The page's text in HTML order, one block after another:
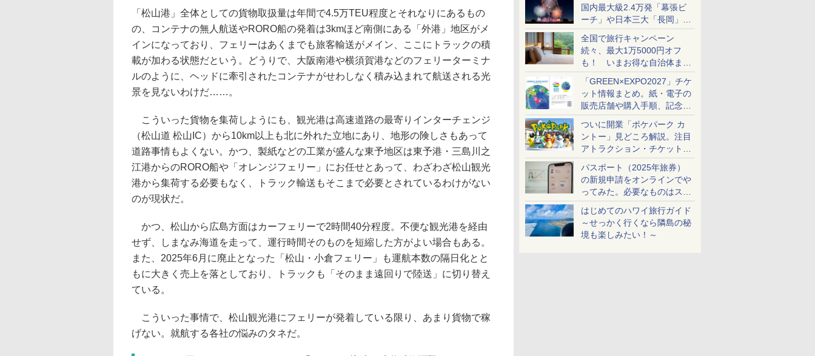
国内最大級2.4万発「幕張ビ
ーチ」や日本三大「長岡」な
ど大型イベント目白押し！
全国で旅行キャンペーン
続々、最大1万5000円オフ
も！ いまお得な自治体まと
め
「GREEN×EXPO2027」チケ
ット情報まとめ。紙・電子の
販売店舗や購入手順、記念チ
ケットも解説
ついに開業「ポケパーク カ
ントー」見どころ解説。注目
アトラクション・チケット手
配・来場前に必要な準備は？
パスポート（2025年旅券）
の新規申請をオンラインでや
ってみた。必要なものはスマ
ホとマイナカードのみ
はじめてのハワイ旅行ガイド
～せっかく行くなら隣島の秘
境も楽しみたい！～
「松山港」全体としての貨物取扱量は年間で4.5万TEU程度とそれなりにあるもの
の、コンテナの無人航送やRORO船の発着は3kmほど南側にある「外港」地区がメ
インになっており、フェリーはあくまでも旅客輸送がメイン、ここにトラックの積
載が加わる状態だという。どうりで、大阪南港や横須賀港などのフェリーターミナ
ルのように、ヘッドに牽引されたコンテナがせわしなく積み込まれて航送される光
景を見ないわけだ……。
こういった貨物を集荷しようにも、観光港は高速道路の最寄りインターチェンジ
（松山道 松山IC）から10km以上も北に外れた立地にあり、地形の険しさもあって
道路事情もよくない。かつ、製紙などの工業が盛んな東予地区は東予港・三島川之
江港からのRORO船や「オレンジフェリー」にお任せとあって、わざわざ松山観光
港から集荷する必要もなく、トラック輸送もそこまで必要とされているわけがない
のが現状だ。
かつ、松山から広島方面はカーフェリーで2時間40分程度。不便な観光港を経由
せず、しまなみ海道を走って、運行時間そのものを短縮した方がよい場合もある。
また、2025年6月に廃止となった「松山・小倉フェリー」も運航本数の隔日化とと
もに大きく売上を落としており、トラックも「そのまま遠回りで陸送」に切り替え
ている。
こういった事情で、松山観光港にフェリーが発着している限り、あまり貨物で稼
げない。就航する各社の悩みのタネだ。